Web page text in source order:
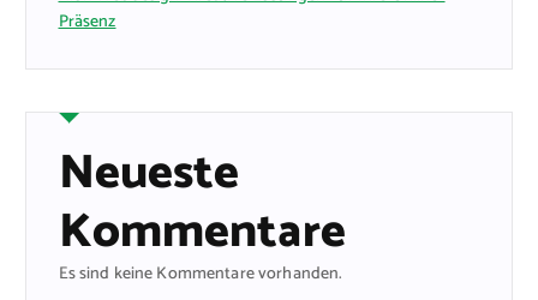
Präsenz
Neueste
Kommentare
Es sind keine Kommentare vorhanden.